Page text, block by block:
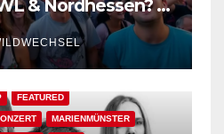
& Nordhessen? –
Planer!
FEATURED
MARIENMÜNSTER